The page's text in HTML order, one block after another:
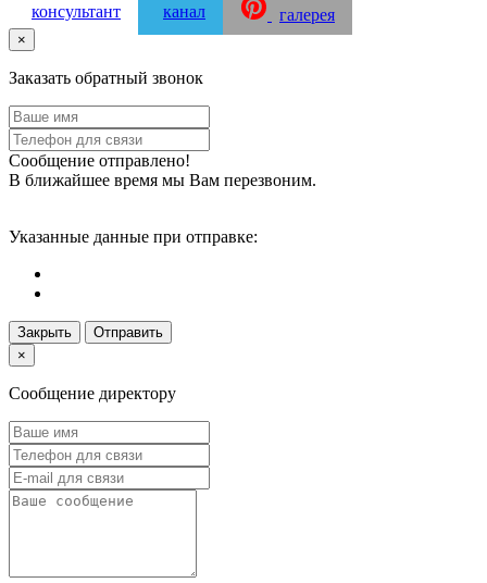
консультант канал галерея
×
Заказать обратный звонок
Сообщение отправлено!
В ближайшее время мы Вам перезвоним.
Указанные данные при отправке:
Закрыть
Отправить
×
Сообщение директору